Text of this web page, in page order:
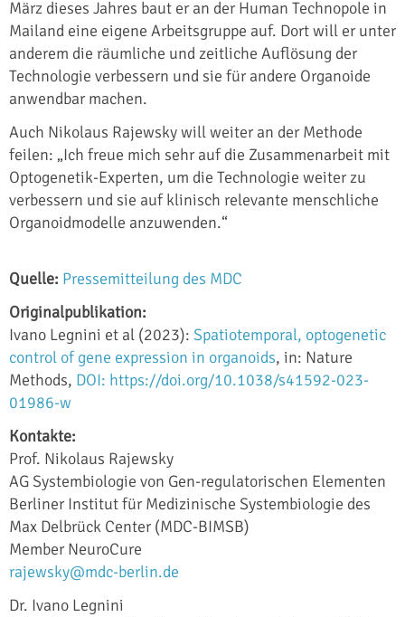
März dieses Jahres baut er an der Human Technopole in
Mailand eine eigene Arbeitsgruppe auf. Dort will er unter
anderem die räumliche und zeitliche Auflösung der
Technologie verbessern und sie für andere Organoide
anwendbar machen.
Auch Nikolaus Rajewsky will weiter an der Methode
feilen: „Ich freue mich sehr auf die Zusammenarbeit mit
Optogenetik-Experten, um die Technologie weiter zu
verbessern und sie auf klinisch relevante menschliche
Organoidmodelle anzuwenden.“
Quelle: Pressemitteilung des MDC
Originalpublikation:
Ivano Legnini et al (2023): Spatiotemporal, optogenetic
control of gene expression in organoids, in: Nature
Methods, DOI: https://doi.org/10.1038/s41592-023-
01986-w
Kontakte:
Prof. Nikolaus Rajewsky
AG Systembiologie von Gen-regulatorischen Elementen
Berliner Institut für Medizinische Systembiologie des
Max Delbrück Center (MDC-BIMSB)
Member NeuroCure
rajewsky@mdc-berlin.de
Dr. Ivano Legnini